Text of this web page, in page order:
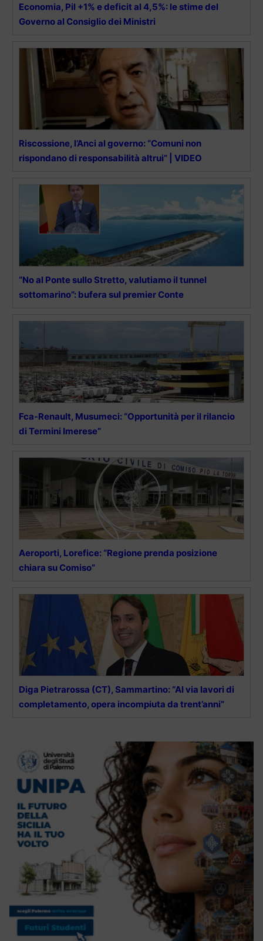
Economia, Pil +1% e deficit al 4,5%: le stime del
Governo al Consiglio dei Ministri
Riscossione, l’Anci al governo: “Comuni non
rispondano di responsabilità altrui” | VIDEO
“No al Ponte sullo Stretto, valutiamo il tunnel
sottomarino”: bufera sul premier Conte
Fca-Renault, Musumeci: “Opportunità per il rilancio
di Termini Imerese”
Aeroporti, Lorefice: “Regione prenda posizione
chiara su Comiso”
Diga Pietrarossa (CT), Sammartino: “Al via lavori di
completamento, opera incompiuta da trent’anni”